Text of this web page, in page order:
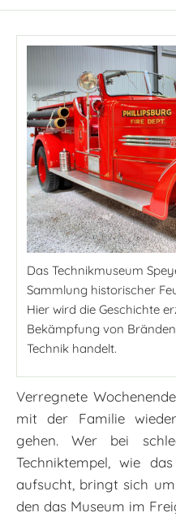
Das Technikmuseum
Sammlung historischer
Hier wird die Geschichte
Bekämpfung von
Technik handelt.
Verregnete
mit der Familie
gehen. Wer bei
Techniktempel, wie
aufsucht, bringt sich um
den das Museum im